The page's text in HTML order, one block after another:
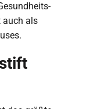
auch als